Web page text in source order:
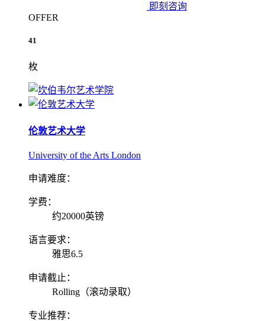
即刻咨询
OFFER
41
枚
伦敦艺术大学
University of the Arts London
申请难度：
学费：
约20000英镑
语言要求：
雅思6.5
申请截止：
Rolling（滚动录取）
专业推荐：